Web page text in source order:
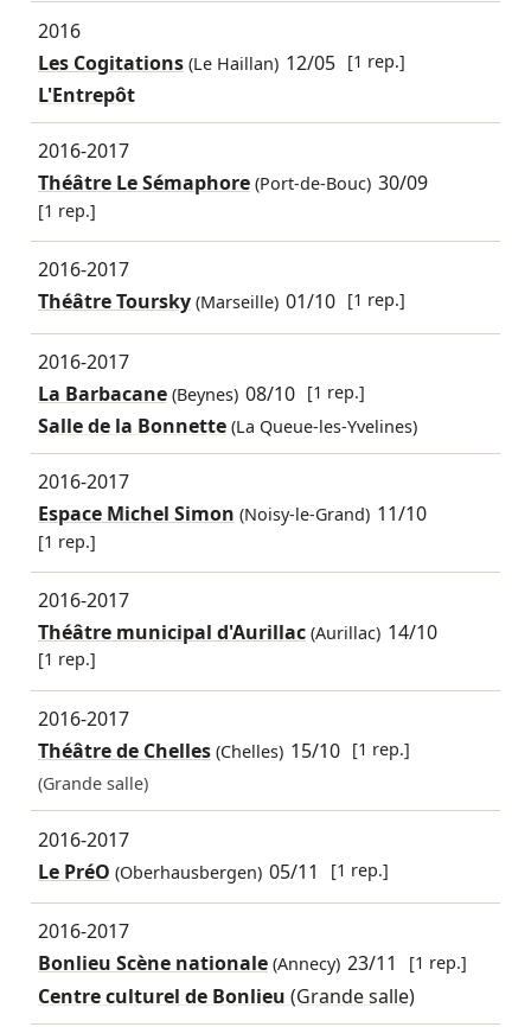
2016
Les Cogitations(Le Haillan) 12/05 [1 rep.]
L'Entrepôt
2016-2017
Théâtre Le Sémaphore(Port-de-Bouc) 30/09
[1 rep.]
2016-2017
Théâtre Toursky(Marseille) 01/10 [1 rep.]
2016-2017
La Barbacane(Beynes) 08/10 [1 rep.]
Salle de la Bonnette (La Queue-les-Yvelines)
2016-2017
Espace Michel Simon (Noisy-le-Grand) 11/10
[1 rep.]
2016-2017
Théâtre municipal d'Aurillac(Aurillac) 14/10
[1 rep.]
2016-2017
Théâtre de Chelles(Chelles) 15/10 [1 rep.]
(Grande salle)
2016-2017
Le PréO (Oberhausbergen) 05/11 [1 rep.]
2016-2017
Bonlieu Scène nationale(Annecy) 23/11 [1 rep.]
Centre culturel de Bonlieu (Grande salle)